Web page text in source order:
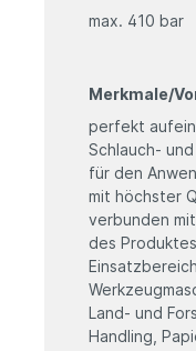
max. 410 bar
Merkmale/
perfekt
Schlauch-
für den
mit höchster
verbunden
des Produktes
Land- und
Handling,